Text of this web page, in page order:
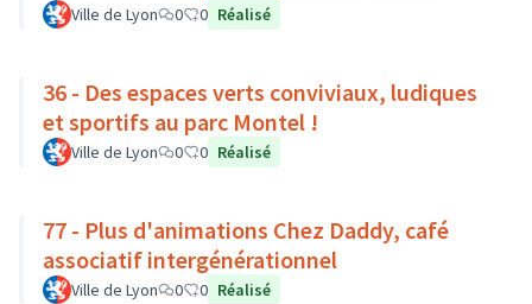
Ville de Lyon 0 0 Réalisé
36 - Des espaces verts conviviaux, ludiques
et sportifs au parc Montel !
Ville de Lyon 0 0 Réalisé
77 - Plus d'animations Chez Daddy, café
associatif intergénérationnel
Ville de Lyon 0 0 Réalisé